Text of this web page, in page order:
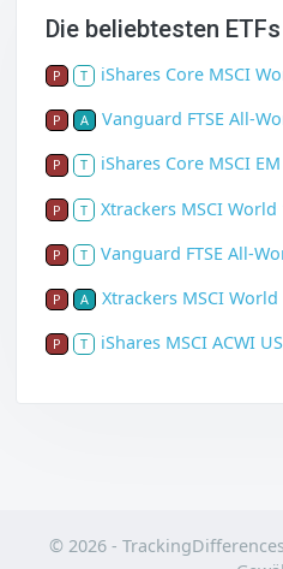
Die beliebtesten ETFs
P T iShares Core MSCI
P A Vanguard FTSE All-
P T iShares Core MSCI
P T Xtrackers MSCI World
P T Vanguard FTSE All-
P A Xtrackers MSCI World
P T iShares MSCI ACWI
© 2026 -